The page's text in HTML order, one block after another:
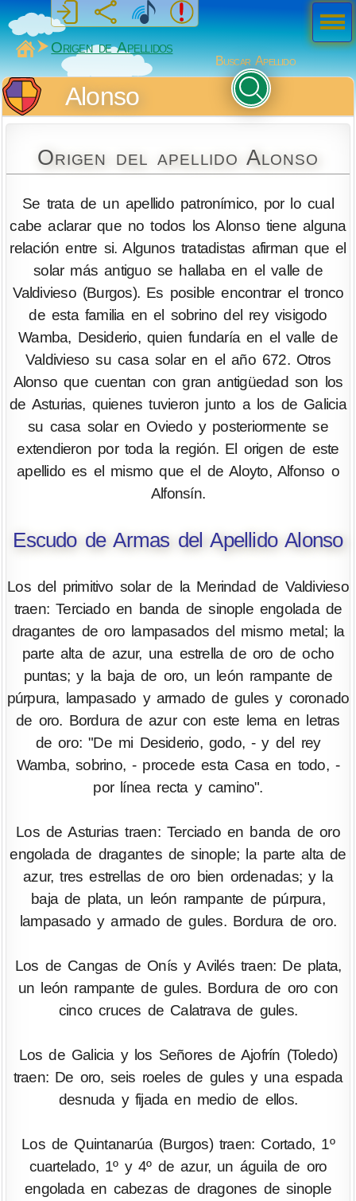
MiSabueso
Origen de Apellidos
Buscar Apellido
Alonso
Origen del apellido Alonso
Se trata de un apellido patronímico, por lo cual
cabe aclarar que no todos los Alonso tiene alguna
relación entre si. Algunos tratadistas afirman que el
solar más antiguo se hallaba en el valle de
Valdivieso (Burgos). Es posible encontrar el tronco
de esta familia en el sobrino del rey visigodo
Wamba, Desiderio, quien fundaría en el valle de
Valdivieso su casa solar en el año 672. Otros
Alonso que cuentan con gran antigüedad son los
de Asturias, quienes tuvieron junto a los de Galicia
su casa solar en Oviedo y posteriormente se
extendieron por toda la región. El origen de este
apellido es el mismo que el de Aloyto, Alfonso o
Alfonsín.
Escudo de Armas del Apellido Alonso
Los del primitivo solar de la Merindad de Valdivieso
traen: Terciado en banda de sinople engolada de
dragantes de oro lampasados del mismo metal; la
parte alta de azur, una estrella de oro de ocho
puntas; y la baja de oro, un león rampante de
púrpura, lampasado y armado de gules y coronado
de oro. Bordura de azur con este lema en letras
de oro: "De mi Desiderio, godo, - y del rey
Wamba, sobrino, - procede esta Casa en todo, -
por línea recta y camino".
Los de Asturias traen: Terciado en banda de oro
engolada de dragantes de sinople; la parte alta de
azur, tres estrellas de oro bien ordenadas; y la
baja de plata, un león rampante de púrpura,
lampasado y armado de gules. Bordura de oro.
Los de Cangas de Onís y Avilés traen: De plata,
un león rampante de gules. Bordura de oro con
cinco cruces de Calatrava de gules.
Los de Galicia y los Señores de Ajofrín (Toledo)
traen: De oro, seis roeles de gules y una espada
desnuda y fijada en medio de ellos.
Los de Quintanarúa (Burgos) traen: Cortado, 1º
cuartelado, 1º y 4º de azur, un águila de oro
engolada en cabezas de dragones de sinople
Men
ú